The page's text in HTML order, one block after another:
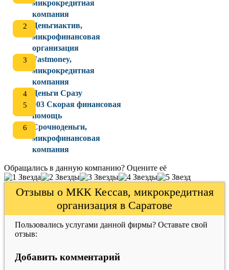
микрокредитная
компания
Деньгиактив,
микрофинансовая
организация
Fastmoney,
микрокредитная
компания
Деньги Сразу
003 Скорая финансовая
помощь
Срочноденьги,
микрофинансовая
компания
Обращались в данную компанию? Оцените её
Отзывы о МКК Кессав, микрокредитная
организация в Саратове
Пользовались услугами данной фирмы? Оставьте свой
отзыв:
Добавить комментарий